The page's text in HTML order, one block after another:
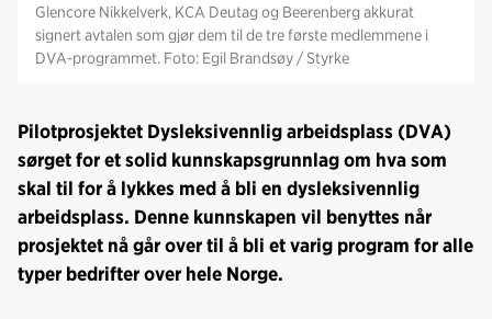
Glencore Nikkelverk, KCA Deutag og Beerenberg akkurat
signert avtalen som gjør dem til de tre første medlemmene i
DVA-programmet. Foto: Egil Brandsøy / Styrke
Pilotprosjektet Dysleksivennlig arbeidsplass (DVA)
sørget for et solid kunnskapsgrunnlag om hva som
skal til for å lykkes med å bli en dysleksivennlig
arbeidsplass. Denne kunnskapen vil benyttes når
prosjektet nå går over til å bli et varig program for alle
typer bedrifter over hele Norge.